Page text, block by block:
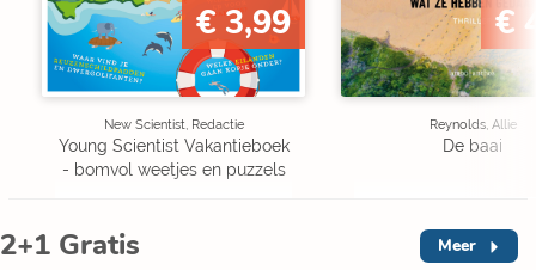
€ 3,99
New Scientist, Redactie
Young Scientist Vakantieboek
- bomvol weetjes en puzzels
€
Reynolds, Allie
De baai
2+1 Gratis Meer